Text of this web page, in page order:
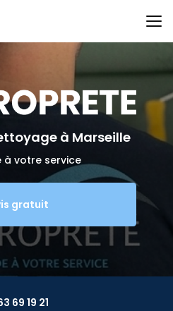
à Marseille
à votre service
gratuit
69 19 21